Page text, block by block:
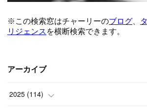
アーカイブ
2025 (114)